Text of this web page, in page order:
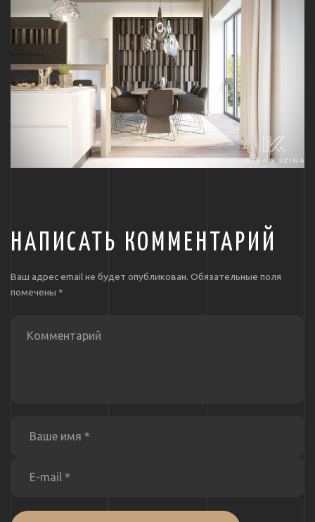
НАПИСАТЬ КОММЕНТАРИЙ
Ваш адрес email не будет опубликован. Обязательные поля
помечены *